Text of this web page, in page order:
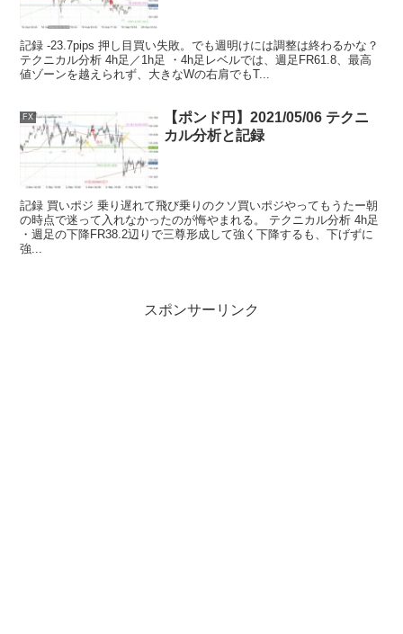
記録 -23.7pips 押し目買い失敗。でも週明けには調整は終わるかな？
テクニカル分析 4h足／1h足 ・4h足レベルでは、週足FR61.8、最高
値ゾーンを越えられず、大きなWの右肩でもT...
FX
【ポンド円】2021/05/06 テクニ
カル分析と記録
記録 買いポジ 乗り遅れて飛び乗りのクソ買いポジやってもうたー朝
の時点で迷って入れなかったのが悔やまれる。 テクニカル分析 4h足
・週足の下降FR38.2辺りで三尊形成して強く下降するも、下げずに
強...
スポンサーリンク